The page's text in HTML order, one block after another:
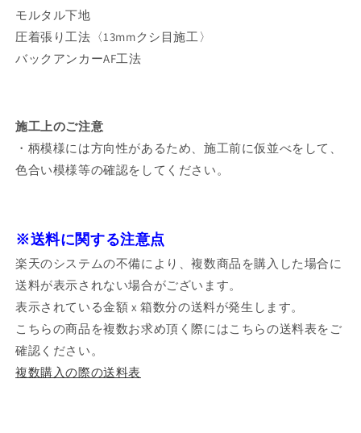
モルタル下地
圧着張り工法〈13mmクシ目施工〉
バックアンカーAF工法
施工上のご注意
・柄模様には方向性があるため、施工前に仮並べをして、
色合い模様等の確認をしてください。
※送料に関する注意点
楽天のシステムの不備により、複数商品を購入した場合に
送料が表示されない場合がございます。
表示されている金額 x 箱数分の送料が発生します。
こちらの商品を複数お求め頂く際にはこちらの送料表をご
確認ください。
複数購入の際の送料表